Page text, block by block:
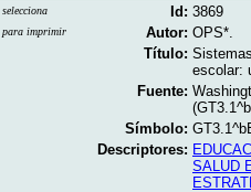
selecciona
para imprimir
Id: 3869
Autor: OPS*.
Título:
escolar:
Fuente:
Símbolo:
Descriptores:
SALUD